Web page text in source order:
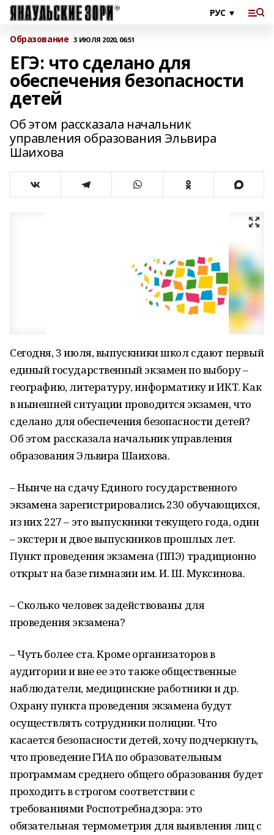
Образование 3 ИЮЛЯ 2020, 06:51
ЕГЭ: что сделано для
обеспечения безопасности
детей
Об этом рассказала начальник
управления образования Эльвира
Шаихова
Сегодня, 3 июля, выпускники школ сдают первый
единый государственный экзамен по выбору –
географию, литературу, информатику и ИКТ. Как
в нынешней ситуации проводится экзамен, что
сделано для обеспечения безопасности детей?
Об этом рассказала начальник управления
образования Эльвира Шаихова.
– Нынче на сдачу Единого государственного
экзамена зарегистрировались 230 обучающихся,
из них 227 – это выпускники текущего года, один
– экстерн и двое выпускников прошлых лет.
Пункт проведения экзамена (ППЭ) традиционно
открыт на базе гимназии им. И. Ш. Муксинова.
– Сколько человек задействованы для
проведения экзамена?
– Чуть более ста. Кроме организаторов в
аудитории и вне ее это также общественные
наблюдатели, медицинские работники и др.
Охрану пункта проведения экзамена будут
осуществлять сотрудники полиции. Что
касается безопасности детей, хочу подчеркнуть,
что проведение ГИА по образовательным
программам среднего общего образования будет
проходить в строгом соответствии с
требованиями Роспотребнадзора: это
обязательная термометрия для выявления лиц с